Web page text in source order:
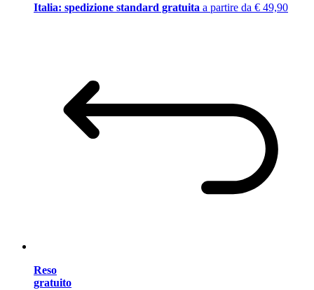
Italia: spedizione standard gratuita a partire da € 49,90
Reso
gratuito